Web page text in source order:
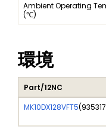
Ambient Operating
(℃)
環境
Part/12NC
MK10DX128VFT5(